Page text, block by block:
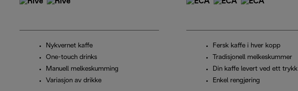
Nykvernet kaffe
One-touch drinks
Manuell melkeskumming
Variasjon av drikke
Fersk kaffe i hver kopp
Tradisjonell melkeskummer
Din kaffe levert ved ett trykk
Enkel rengjøring